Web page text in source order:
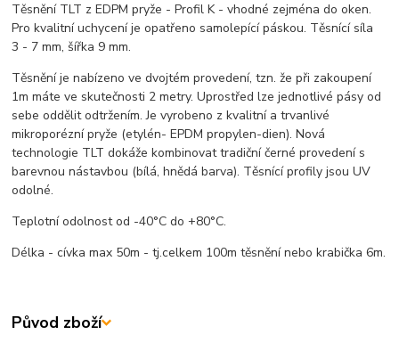
Těsnění TLT z EDPM pryže - Profil K - vhodné zejména do oken.
Pro kvalitní uchycení je opatřeno samolepící páskou. Těsnící síla
3 - 7 mm, šířka 9 mm.
Těsnění je nabízeno ve dvojtém provedení, tzn. že při zakoupení
1m máte ve skutečnosti 2 metry. Uprostřed lze jednotlivé pásy od
sebe oddělit odtržením. Je vyrobeno z kvalitní a trvanlivé
mikroporézní pryže (etylén- EPDM propylen-dien). Nová
technologie TLT dokáže kombinovat tradiční černé provedení s
barevnou nástavbou (bílá, hnědá barva). Těsnící profily jsou UV
odolné.
Teplotní odolnost od -40°C do +80°C.
Délka - cívka max 50m - tj.celkem 100m těsnění nebo krabička 6m.
Původ zboží